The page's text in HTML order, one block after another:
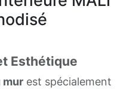
Esthétique
mur est spécialement